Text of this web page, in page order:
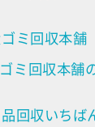
ミ回収本舗
ミ回収本舗
回収いちば